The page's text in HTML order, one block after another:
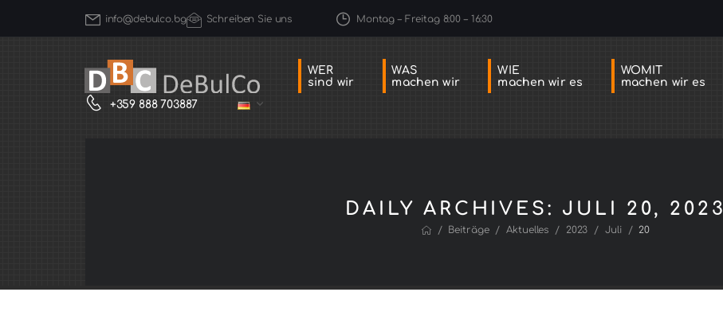
info@debulco.bg Schreiben Sie uns Montag – Freitag 8:00 – 16:30
WER
sind wir
WAS
machen wir
WIE
machen wir es
WOMIT
machen wir es
+359 888 703887
DAILY ARCHIVES: JULI 20, 2023
/ Beiträge / Aktuelles / 2023 / Juli / 20